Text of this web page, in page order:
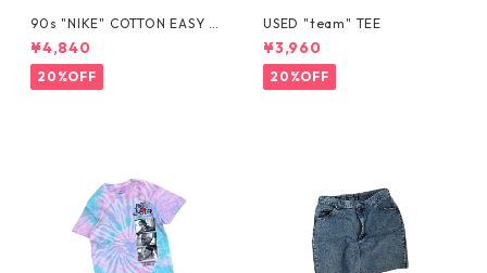
90s "NIKE" COTTON EASY S
HORTS
¥4,840
20%OFF
USED "team" TEE
¥3,960
20%OFF